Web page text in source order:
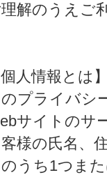
解のうえご
個人情報とは
プライバシ
サイトのサ
様の氏名、
うち1つま